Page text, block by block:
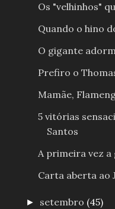
Os "velhinhos"
Quando o hino
O gigante
Prefiro o
Mamãe,
5 vitórias
Santos
A primeira vez a
Carta aberta ao
► setembro (45)